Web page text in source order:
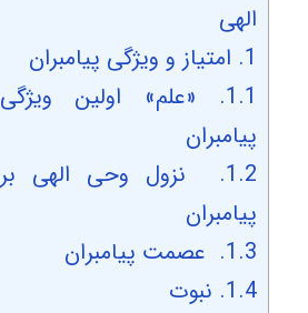
الهی
1. امتیاز و ویژگی پیامبران
1.1.
«علم» اولین ویژگی
پیامبران
1.2.
نزول وحی الهی بر
پیامبران
1.3.
عصمت پیامبران
1.4. نبوت